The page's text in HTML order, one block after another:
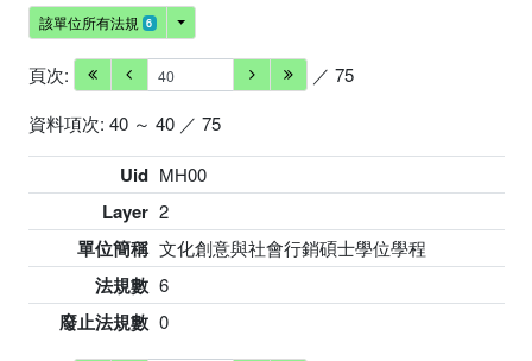
該單位所有法規 6
頁次:
／ 75
資料項次: 40 ～ 40 ／ 75
Uid MH00
Layer 2
單位簡稱 文化創意與社會行銷碩士學位學程
法規數 6
廢止法規數 0